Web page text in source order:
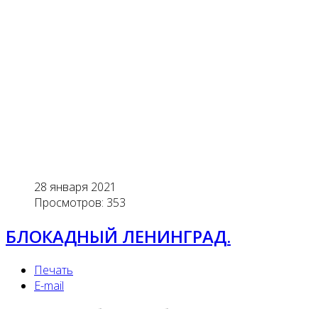
28 января 2021
Просмотров: 353
БЛОКАДНЫЙ ЛЕНИНГРАД.
Печать
E-mail